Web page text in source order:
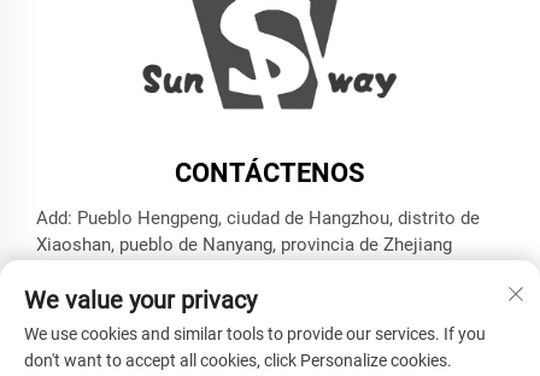
CONTÁCTENOS
Add: Pueblo Hengpeng, ciudad de Hangzhou, distrito de
Xiaoshan, pueblo de Nanyang, provincia de Zhejiang
Correo electrónico:
[email protected]
We value your privacy
We use cookies and similar tools to provide our services. If you
don't want to accept all cookies, click Personalize cookies.